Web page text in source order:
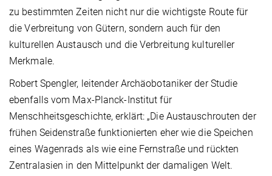
zu bestimmten Zeiten nicht nur die wichtigste Route für
die Verbreitung von Gütern, sondern auch für den
kulturellen Austausch und die Verbreitung kultureller
Merkmale.
Robert Spengler, leitender Archäobotaniker der Studie
ebenfalls vom Max-Planck-Institut für
Menschheitsgeschichte, erklärt: „Die Austauschrouten der
frühen Seidenstraße funktionierten eher wie die Speichen
eines Wagenrads als wie eine Fernstraße und rückten
Zentralasien in den Mittelpunkt der damaligen Welt.